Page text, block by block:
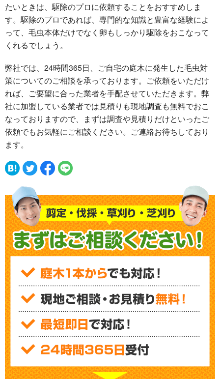
たいときは、駆除のプロに依頼することをおすすめしま
す。駆除のプロであれば、専門的な知識と豊富な経験によ
って、毛虫本体だけでなく卵もしっかり駆除をおこなって
くれるでしょう。
弊社では、24時間365日、ご自宅の庭木に発生した毛虫対
策についてのご相談を承っております。ご依頼をいただけ
れば、ご要望に合った業者を手配させていただきます。弊
社に加盟している業者では見積りも現地調査も無料でおこ
なっておりますので、まずは調査や見積りだけといったご
依頼でもお気軽にご相談ください。ご連絡お待ちしており
ます。